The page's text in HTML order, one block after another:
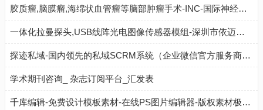
胶质瘤,脑膜瘤,海绵状血管瘤等脑部肿瘤手术-INC-国际神经外科医生集团
一体化拉曼探头,USB线阵光电图像传感器模组-深圳市依迈光电有限公司
探迹私域-国内领先的私域SCRM系统（企业微信官方服务商），全面打通企微，帮企业精细化运营客户，降低获客成本，提高客户复购，增加营收，做好老客户服务。
学术期刊咨询_ 杂志订阅平台_汇发表
千库编辑-免费设计模板素材-在线PS图片编辑器-版权素材极简设计神器